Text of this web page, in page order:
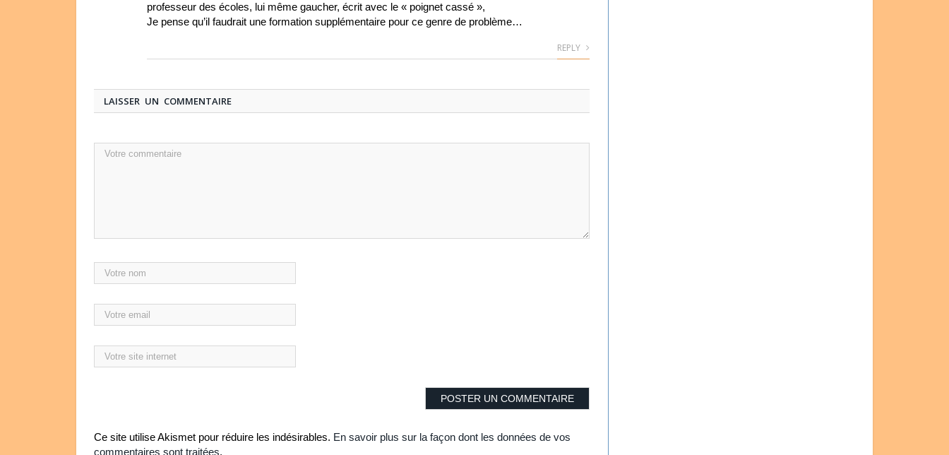
professeur des écoles, lui même gaucher, écrit avec le « poignet cassé »,
Je pense qu’il faudrait une formation supplémentaire pour ce genre de problème…
REPLY
LAISSER UN COMMENTAIRE
Ce site utilise Akismet pour réduire les indésirables. En savoir plus sur la façon dont les données de vos
commentaires sont traitées.